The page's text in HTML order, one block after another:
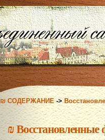
₪ СОДЕРЖАНИЕ->
₪